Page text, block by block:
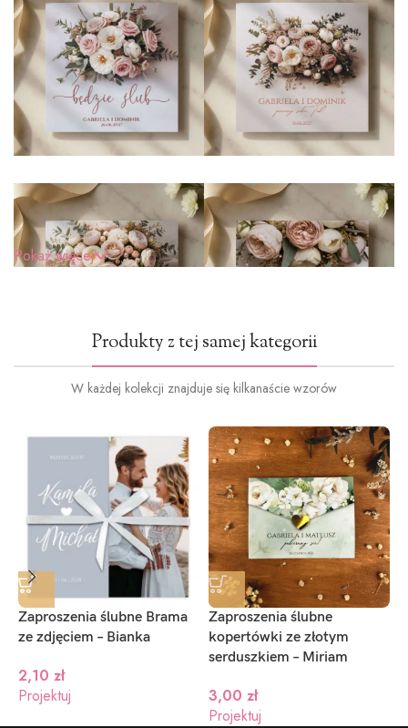
Pokaż więcej
Produkty z tej samej kategorii
W każdej kolekcji znajduje się kilkanaście wzorów
Zaproszenia ślubne Brama
ze zdjęciem – Bianka
2,10 zł
Projektuj
Zaproszenia ślubne
kopertówki ze złotym
serduszkiem – Miriam
3,00 zł
Projektuj